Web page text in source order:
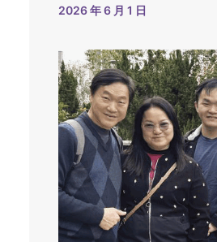
2026 年 6 月 1 日